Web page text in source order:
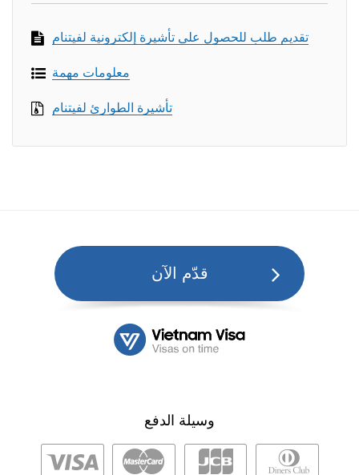
تقديم طلب للحصول على تأشيرة إلكترونية لفيتنام
معلومات مهمة
تأشيرة الطوارئ لفيتنام
قدّم الآن
وسيلة الدفع